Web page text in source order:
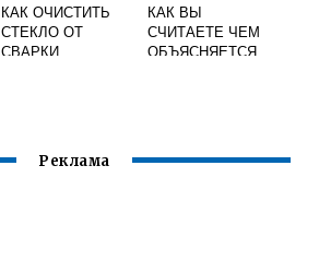
КАК ОЧИСТИТЬ
СТЕКЛО ОТ
СВАРКИ
КАК ВЫ
СЧИТАЕТЕ ЧЕМ
ОБЪЯСНЯЕТСЯ
ПРОИЗВОДСТВА
Реклама